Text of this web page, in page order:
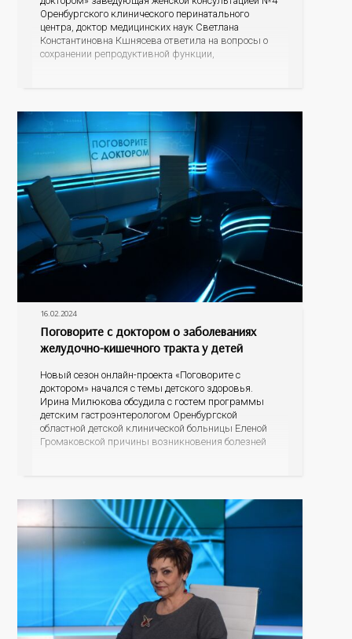
Оренбургского клинического перинатального
центра, доктор медицинских наук Светлана
Константиновна Кшнясева ответила на вопросы о
сохранении репродуктивной функции,
16.02.2024
Поговорите с доктором о заболеваниях
желудочно-кишечного тракта у детей
Новый сезон онлайн-проекта «Поговорите с
доктором» начался с темы детского здоровья.
Ирина Милюкова обсудила с гостем программы
детским гастроэнтерологом Оренбургской
областной детской клинической больницы Еленой
Громаковской причины возникновения болезней